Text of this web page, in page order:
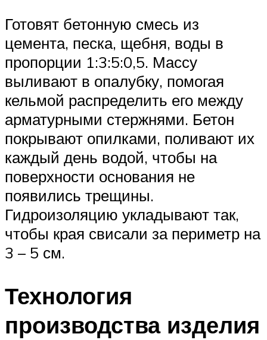
Готовят бетонную смесь из
цемента, песка, щебня, воды в
пропорции 1:3:5:0,5. Массу
выливают в опалубку, помогая
кельмой распределить его между
арматурными стержнями. Бетон
покрывают опилками, поливают их
каждый день водой, чтобы на
поверхности основания не
появились трещины.
Гидроизоляцию укладывают так,
чтобы края свисали за периметр на
3 – 5 см.
Технология
производства изделия